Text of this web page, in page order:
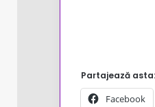
Partajează asta:
Facebook